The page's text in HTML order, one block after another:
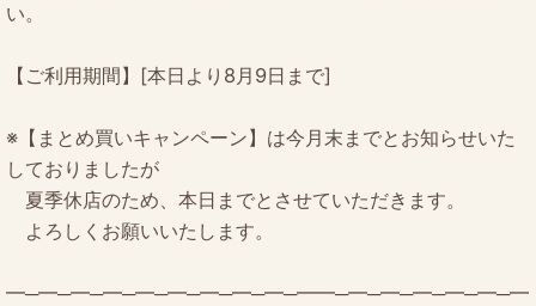
い。
【ご利用期間】[本日より8月9日まで]
※【まとめ買いキャンペーン】は今月末までとお知らせいた
しておりましたが
夏季休店のため、本日までとさせていただきます。
よろしくお願いいたします。
━─━─━─━─━─━─━─━─━─━━─━─━─━─━─━─━